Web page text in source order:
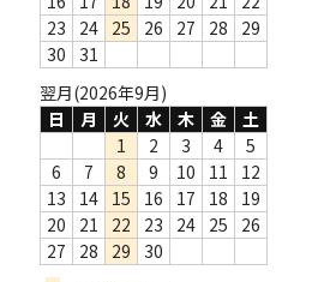
23
24 25 26 27 28
29
30
31
翌月(2026年9月)
日
月 火 水 木 金
土
1
2 3 4
5
6
7 8 9 10 11
12
13
14 15 16 17 18
19
20
21 22 23 24 25
26
27
28 29
30